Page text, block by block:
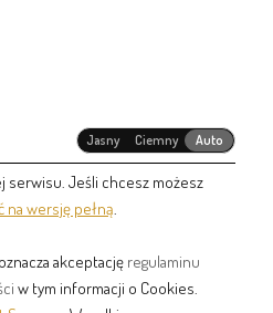
Jasny Ciemny Auto
serwisu. Jeśli chcesz możesz
na wersję pełną
akceptację regulaminu
w tym informacji o Cookies.